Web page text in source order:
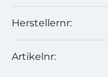
Herstellernr:
Artikelnr: